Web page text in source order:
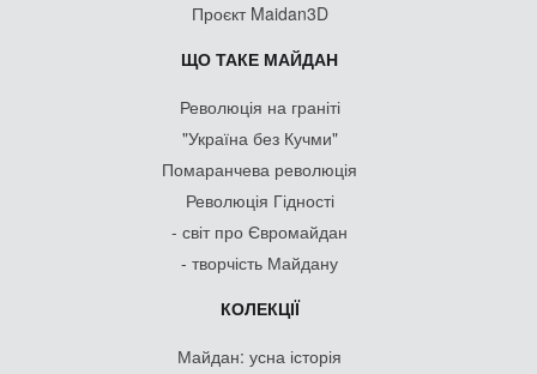
Проєкт Maidan3D
ЩО ТАКЕ МАЙДАН
Революція на граніті
"Україна без Кучми"
Помаранчева революція
Революція Гідності
- світ про Євромайдан
- творчість Майдану
КОЛЕКЦІЇ
Майдан: усна історія